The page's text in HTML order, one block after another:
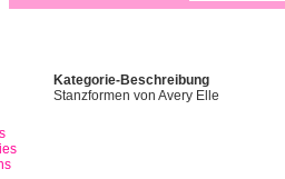
Kategorie-Beschreibung
Stanzformen von Avery Elle